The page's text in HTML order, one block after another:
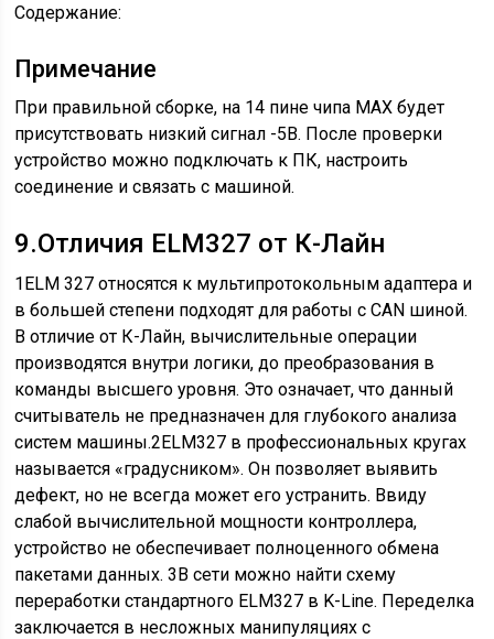
Содержание:
Примечание
При правильной сборке, на 14 пине чипа МАХ будет
присутствовать низкий сигнал -5В. После проверки
устройство можно подключать к ПК, настроить
соединение и связать с машиной.
9.Отличия ELM327 от К-Лайн
1ELM 327 относятся к мультипротокольным адаптера и
в большей степени подходят для работы с CAN шиной.
В отличие от К-Лайн, вычислительные операции
производятся внутри логики, до преобразования в
команды высшего уровня. Это означает, что данный
считыватель не предназначен для глубокого анализа
систем машины.2ELM327 в профессиональных кругах
называется «градусником». Он позволяет выявить
дефект, но не всегда может его устранить. Ввиду
слабой вычислительной мощности контроллера,
устройство не обеспечивает полноценного обмена
пакетами данных.3В сети можно найти схему
переработки стандартного ELM327 в K-Line. Переделка
заключается в несложных манипуляциях с